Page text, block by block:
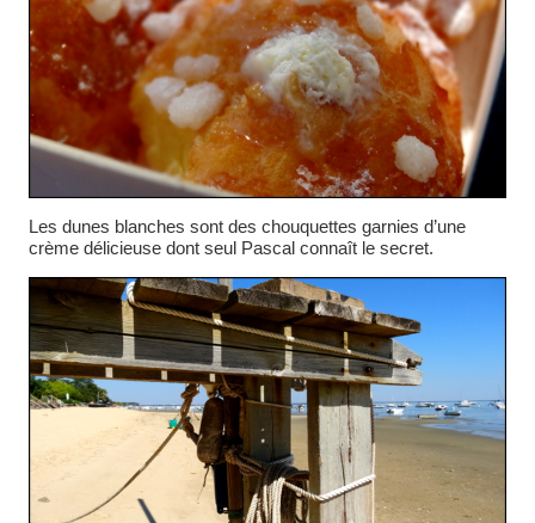
Les dunes blanches sont des chouquettes garnies d’une
crème délicieuse dont seul Pascal connaît le secret.